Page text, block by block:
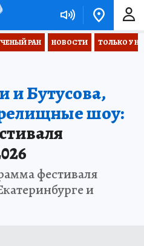
РАН НОВОСТИ ТОЛЬКО У
и Бутусова,
шоу:
фестиваля
и